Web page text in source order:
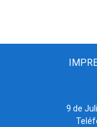
9 de